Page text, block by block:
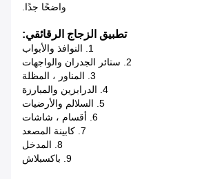
واضحًا جدًا.
تطبيق الزجاج الرقائقي:
1. النوافذ والأبواب
2. ستائر الجدران والواجهات
3. المناور ، المظلة
4. الدرابزين والمبارزة
5. السلالم والأرضيات
6. أقسام ، شاشات
7. كابينة المصعد
8. المدخل
9. باكسبلاش